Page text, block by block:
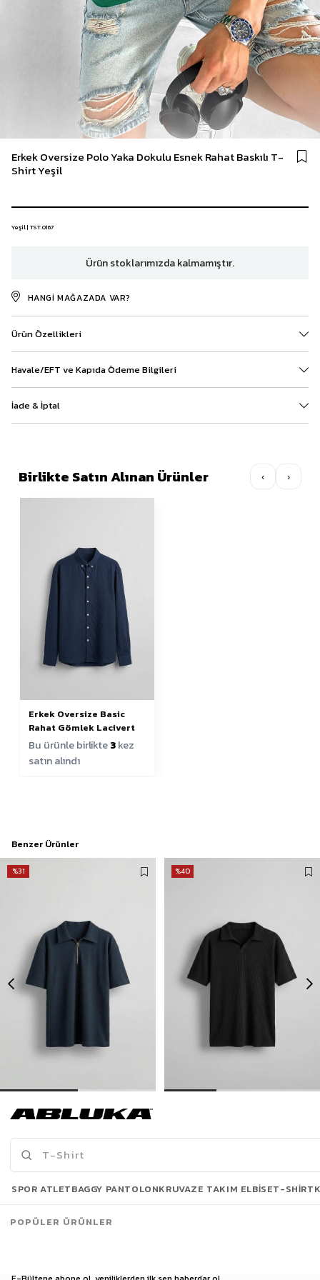
Erkek Oversize Polo Yaka Dokulu Esnek Rahat Baskılı T-
Shirt Yeşil
Yeşil | TST.0167
Ürün stoklarımızda kalmamıştır.
HANGI MAĞAZADA VAR?
Ürün Özellikleri
Havale/EFT ve Kapıda Ödeme Bilgileri
İade & İptal
Birlikte Satın Alınan Ürünler ‹ ›
Erkek Oversize Basic
Rahat Gömlek Lacivert
Bu ürünle birlikte3kez
satın alındı
Benzer Ürünler
%31
449,90 TL
649,90 TL
%40
Son Bakılanlar
SPOR ATLETBAGGY PANTOLONKRUVAZE TAKIM ELBISET-SHIRT
POPÜLER ÜRÜNLER